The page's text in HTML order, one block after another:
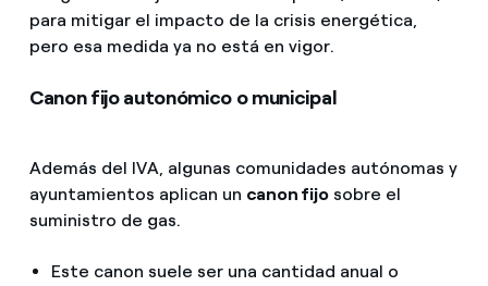
para mitigar el impacto de la crisis energética,
pero esa medida ya no está en vigor.
Canon fijo autonómico o municipal
Además del IVA, algunas comunidades autónomas y
ayuntamientos aplican un canon fijo sobre el
suministro de gas.
Este canon suele ser una cantidad anual o